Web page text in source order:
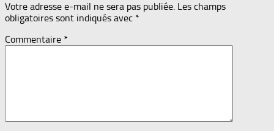
Votre adresse e-mail ne sera pas publiée. Les champs
obligatoires sont indiqués avec *
Commentaire *